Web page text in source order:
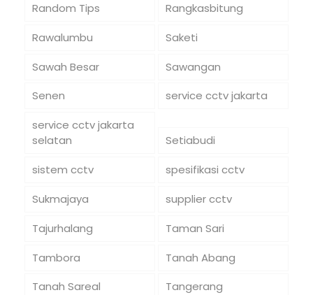
Random Tips
Rangkasbitung
Rawalumbu
Saketi
Sawah Besar
Sawangan
Senen
service cctv jakarta
service cctv jakarta
selatan
Setiabudi
sistem cctv
spesifikasi cctv
Sukmajaya
supplier cctv
Tajurhalang
Taman Sari
Tambora
Tanah Abang
Tanah Sareal
Tangerang